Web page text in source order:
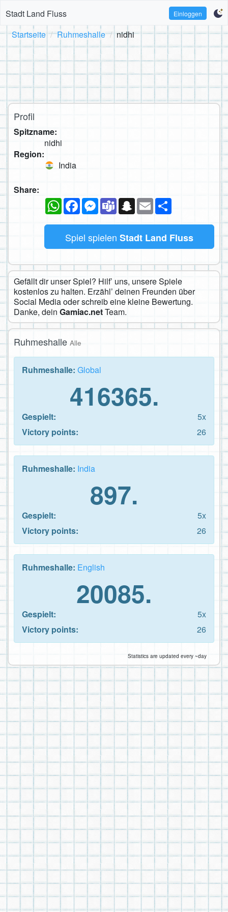
Stadt Land Fluss Einloggen
Startseite Ruhmeshalle nidhi
Profil
Spitzname:
nidhi
Region:
India
Share:
WhatsAppFacebookMessenger
TeamsSnapchat
Email
Spiel spielen Stadt Land Fluss
Gefällt dir unser Spiel? Hilf’ uns, unsere Spiele
kostenlos zu halten. Erzähl’ deinen Freunden über
Social Media oder schreib eine kleine Bewertung.
Danke, dein Gamiac.netTeam.
Ruhmeshalle Alle
Ruhmeshalle: Global
416365.
Gespielt:
5x
Victory points:
26
Ruhmeshalle: India
897.
Gespielt:
5x
Victory points:
26
Ruhmeshalle: English
20085.
Gespielt:
5x
Victory points:
26
Statistics are updated every ~day